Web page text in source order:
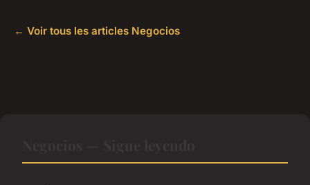
← Voir tous les articles Negocios